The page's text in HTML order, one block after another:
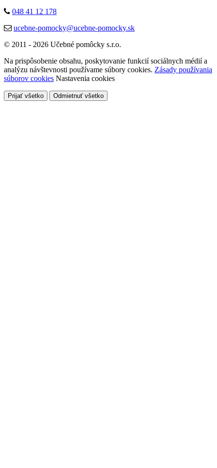
048 41 12 178
ucebne-pomocky@ucebne-pomocky.sk
© 2011 - 2026 Učebné pomôcky s.r.o.
Na prispôsobenie obsahu, poskytovanie funkcií sociálnych médií a
analýzu návštevnosti používame súbory cookies. Zásady používania
súborov cookies Nastavenia cookies
Prijať všetko Odmietnuť všetko